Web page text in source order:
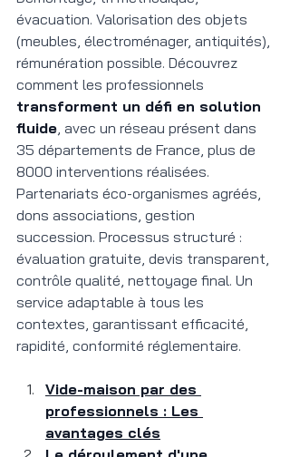
évacuation. Valorisation des objets
(meubles, électroménager, antiquités),
rémunération possible. Découvrez
comment les professionnels
transforment un défi en solution
fluide , avec un réseau présent dans
35 départements de France, plus de
8000 interventions réalisées.
Partenariats éco-organismes agréés,
dons associations, gestion
succession. Processus structuré :
évaluation gratuite, devis transparent,
contrôle qualité, nettoyage final. Un
service adaptable à tous les
contextes, garantissant efficacité,
rapidité, conformité réglementaire.
Vide-maison par des
professionnels : Les
avantages clés